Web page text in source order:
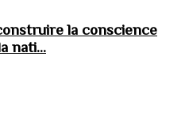
la conscience
nati...